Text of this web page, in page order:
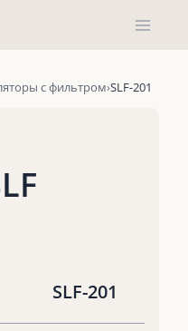
с фильтром SLF-201
SLF-201